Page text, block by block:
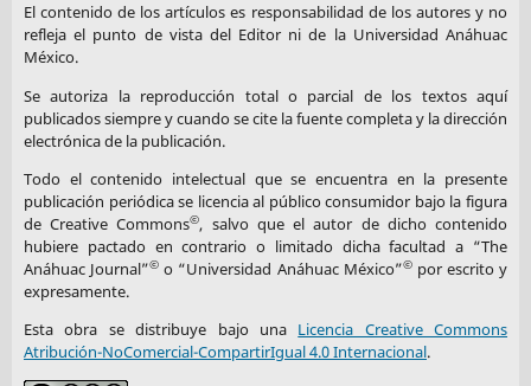
2019-0604
DOI:https://doi.org/10.1108/MEDAR-11-2019-0604
Gold, N. O., Taib, F. M. y Ma, Y. (2022)."Firm-Level
Attributes, Industry-Specific Factors, Stakeholder Pressure,
and Country-Level Attributes: Global Evidence of What
Inspires Corporate Sustainability Practices and
Performance".Sustainability, 14(20).
https://doi.org/10.3390/su142013222
DOI:https://doi.org/10.3390/su142013222
Greene, W. H. (2018). Econometric Analysis
(6th ed.). Prentice
Hall.
El contenido de los artículos es responsabilidad de los autores y no
refleja el punto de vista del Editor ni de la Universidad Anáhuac
México.
Se autoriza la reproducción total o parcial de los textos aquí
publicados siempre y cuando se cite la fuente completa y la dirección
electrónica de la publicación.
Todo el contenido intelectual que se encuentra en la presente
publicación periódica se licencia al público consumidor bajo la figura
de Creative Commons©, salvo que el autor de dicho contenido
hubiere pactado en contrario o limitado dicha facultad a “The
Anáhuac Journal”© o “Universidad Anáhuac México”©por escrito y
expresamente.
Esta obra se distribuye bajo una Licencia Creative Commons
Atribución-NoComercial-CompartirIgual 4.0 Internacional.